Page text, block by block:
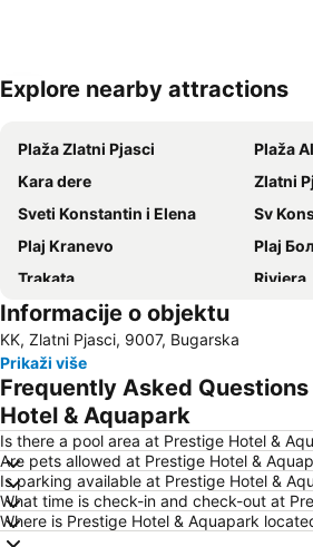
Explore nearby attractions
Plaža Zlatni Pjasci
Plaža
Kara dere
Zlatni
Sveti Konstantin i Elena
Sv
Plaj Kranevo
Plaj
Trakata
Riviera
Pobeda
Bulgaran
Nos Kaliakra
Informacije o objektu
KK, Zlatni Pjasci, 9007, Bugarska
Prikaži više
Frequently Asked
Hotel & Aquapark
Is there a pool area at Prestige Hotel &
Are pets allowed at Prestige Hotel &
Is parking available at Prestige Hotel &
What time is check-in and check-out at
Where is Prestige Hotel & Aquapark